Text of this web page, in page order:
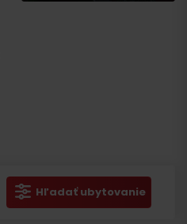
Hľadať ubytovanie